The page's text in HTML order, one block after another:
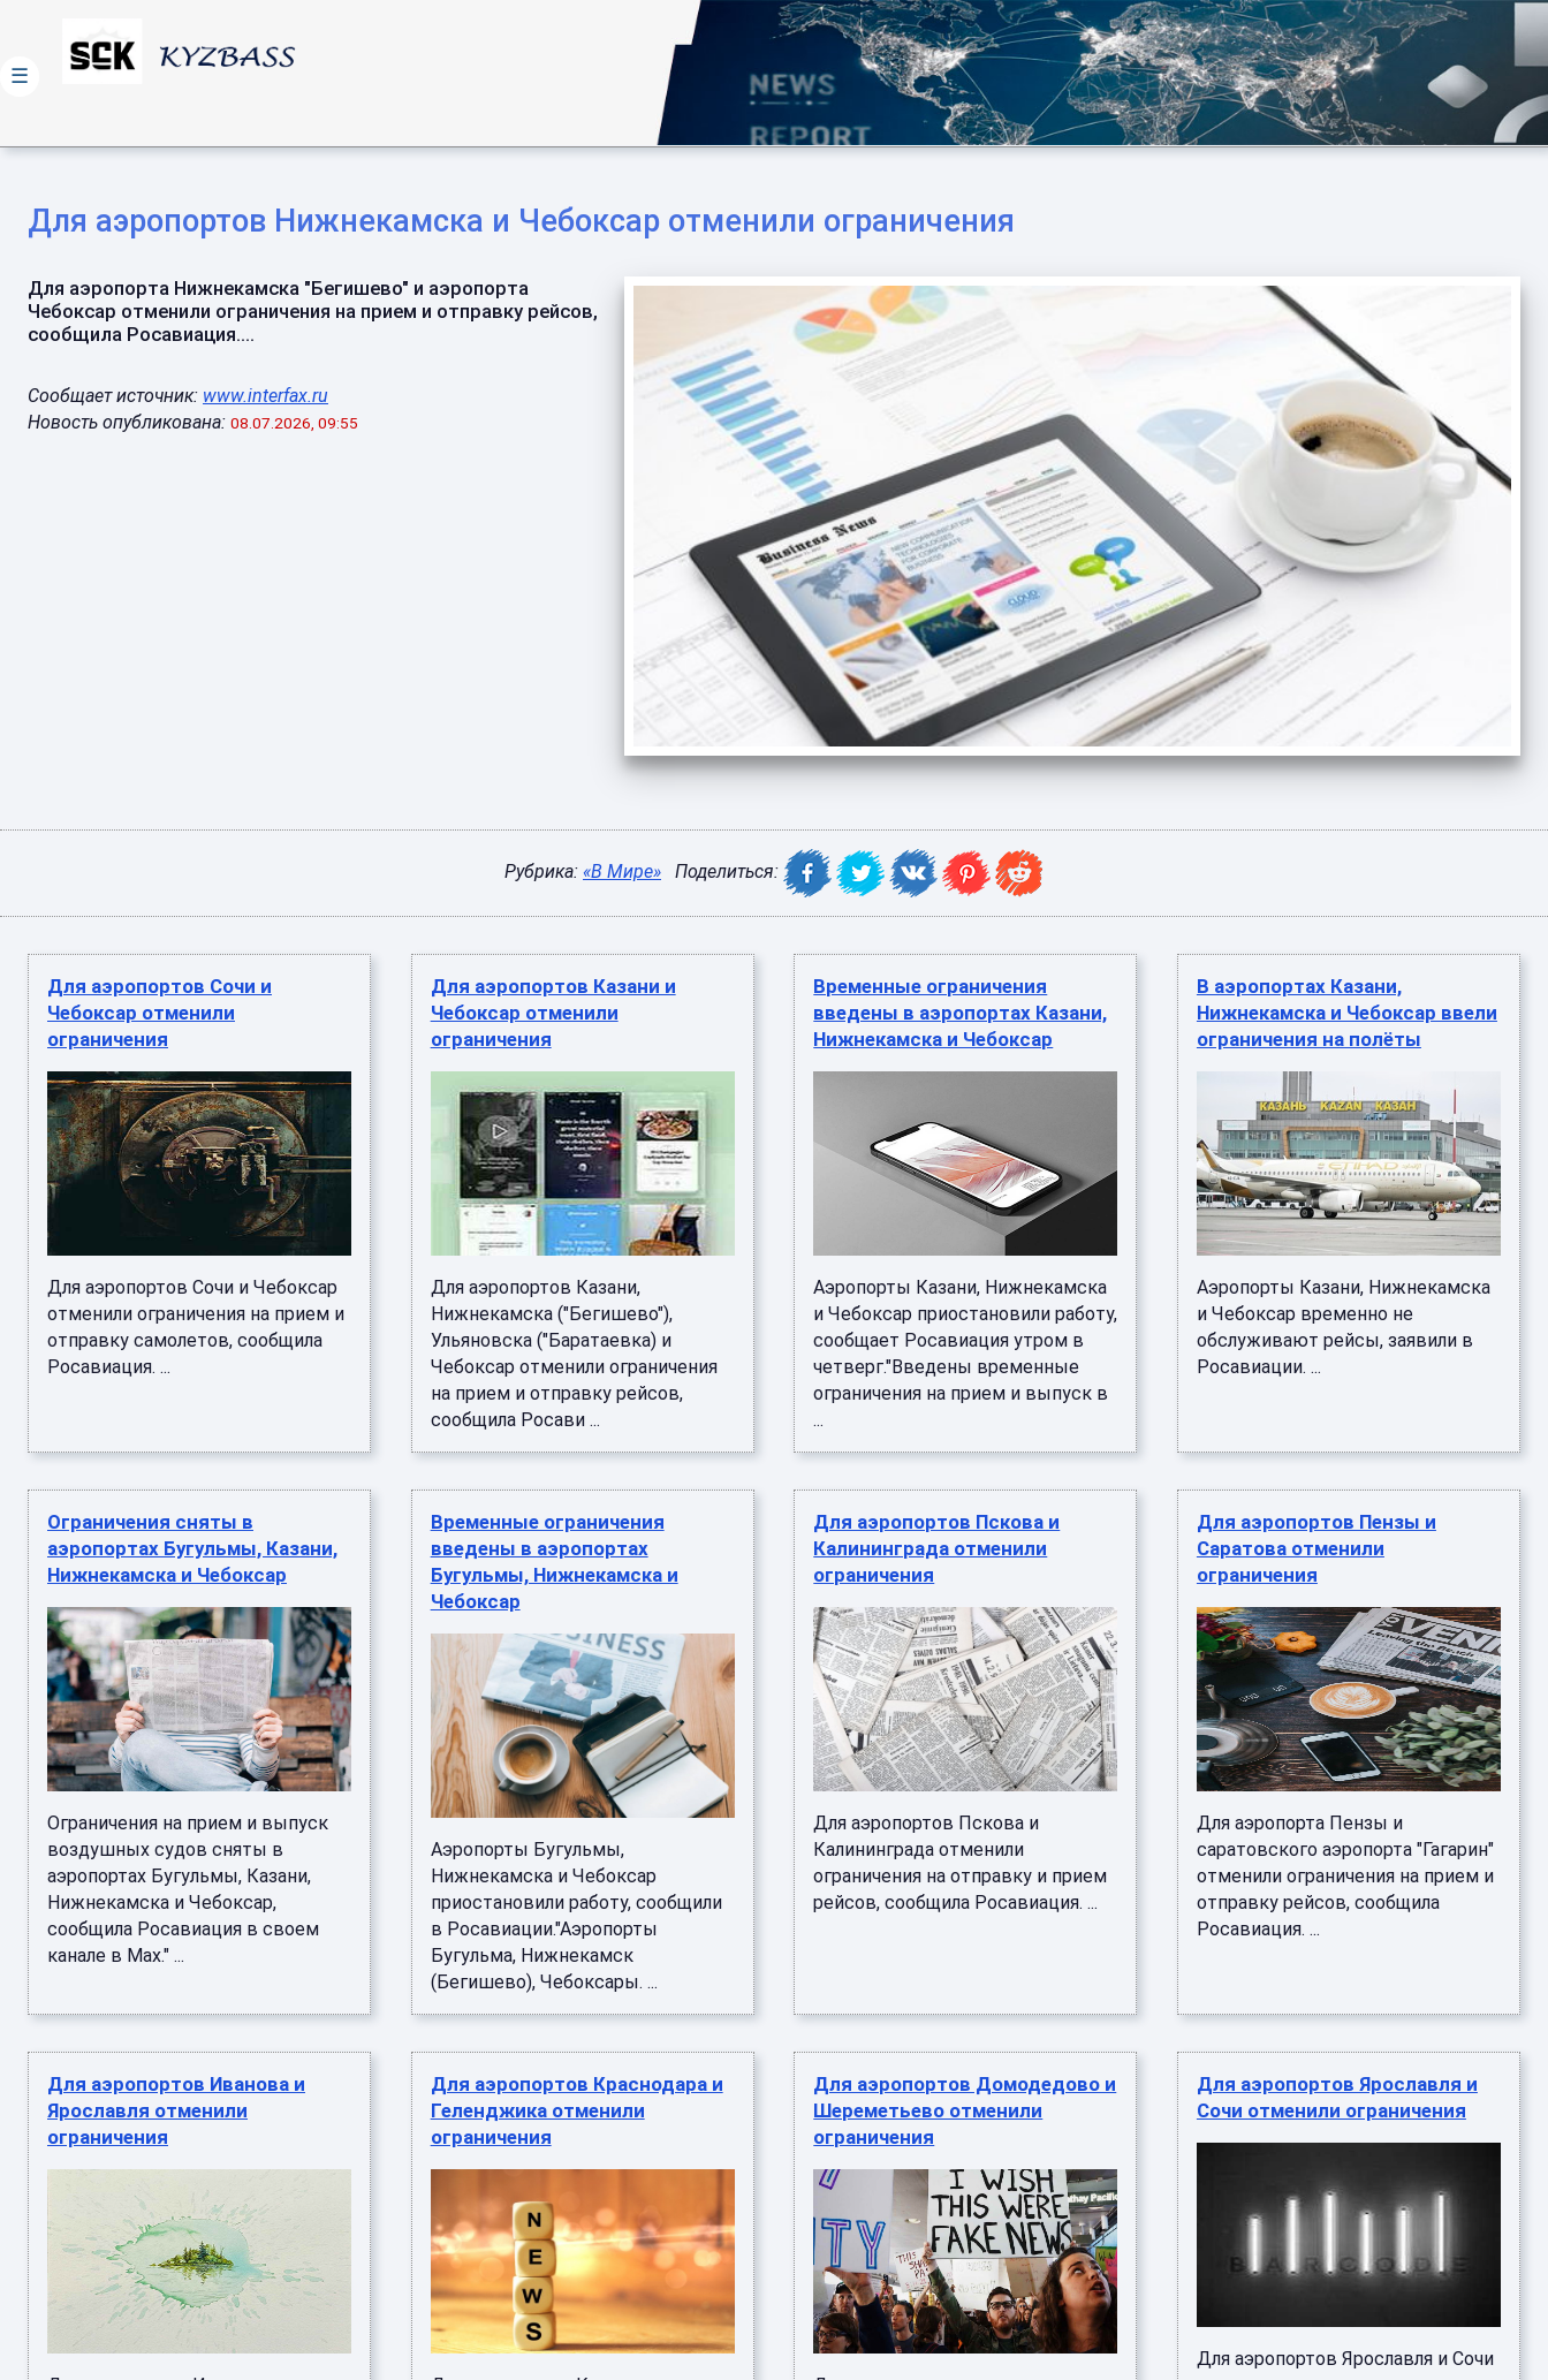
Для аэропортов Нижнекамска и Чебоксар отменили ограничения
Для аэропорта Нижнекамска "Бегишево" и аэропорта
Чебоксар отменили ограничения на прием и отправку рейсов,
сообщила Росавиация....
Сообщает источник: www.interfax.ru
Новость опубликована: 08.07.2026, 09:55
Рубрика: «В Мире» Поделиться:
Для аэропортов Сочи и
Чебоксар отменили
ограничения
Для аэропортов Сочи и Чебоксар
отменили ограничения на прием и
отправку самолетов, сообщила
Росавиация. ...
Для аэропортов Казани и
Чебоксар отменили
ограничения
Для аэропортов Казани,
Нижнекамска ("Бегишево"),
Ульяновска ("Баратаевка) и
Чебоксар отменили ограничения
на прием и отправку рейсов,
сообщила Росави ...
Временные ограничения
введены в аэропортах Казани,
Нижнекамска и Чебоксар
Аэропорты Казани, Нижнекамска
и Чебоксар приостановили работу,
сообщает Росавиация утром в
четверг."Введены временные
ограничения на прием и выпуск в
...
В аэропортах Казани,
Нижнекамска и Чебоксар ввели
ограничения на полёты
Аэропорты Казани, Нижнекамска
и Чебоксар временно не
обслуживают рейсы, заявили в
Росавиации. ...
Ограничения сняты в
аэропортах Бугульмы, Казани,
Нижнекамска и Чебоксар
Ограничения на прием и выпуск
воздушных судов сняты в
аэропортах Бугульмы, Казани,
Нижнекамска и Чебоксар,
сообщила Росавиация в своем
канале в Мах." ...
Временные ограничения
введены в аэропортах
Бугульмы, Нижнекамска и
Чебоксар
Аэропорты Бугульмы,
Нижнекамска и Чебоксар
приостановили работу, сообщили
в Росавиации."Аэропорты
Бугульма, Нижнекамск
(Бегишево), Чебоксары. ...
Для аэропортов Пскова и
Калининграда отменили
ограничения
Для аэропортов Пскова и
Калининграда отменили
ограничения на отправку и прием
рейсов, сообщила Росавиация. ...
Для аэропортов Пензы и
Саратова отменили
ограничения
Для аэропорта Пензы и
саратовского аэропорта "Гагарин"
отменили ограничения на прием и
отправку рейсов, сообщила
Росавиация. ...
Для аэропортов Иванова и
Ярославля отменили
ограничения
Для аэропортов Краснодара и
Геленджика отменили
ограничения
Для аэропортов Домодедово и
Шереметьево отменили
ограничения
Для аэропортов Ярославля и
Сочи отменили ограничения
Для аэропортов Ярославля и Сочи
☰